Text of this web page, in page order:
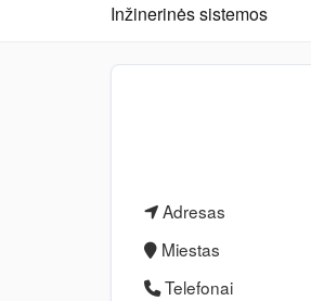
Inžinerinės sistemos
Adresas
Miestas
Telefonai